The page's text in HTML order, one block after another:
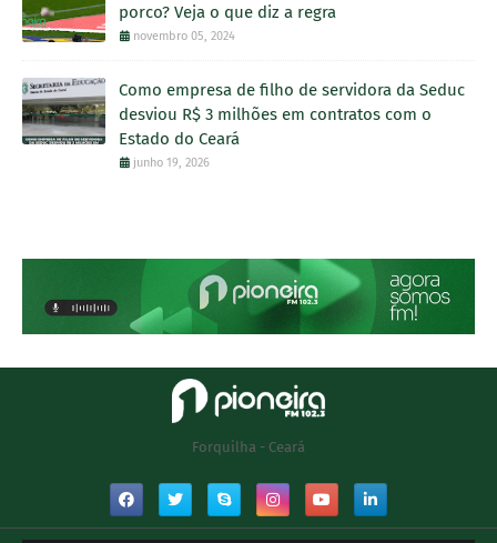
porco? Veja o que diz a regra
novembro 05, 2024
Como empresa de filho de servidora da Seduc
desviou R$ 3 milhões em contratos com o
Estado do Ceará
junho 19, 2026
Forquilha - Ceará